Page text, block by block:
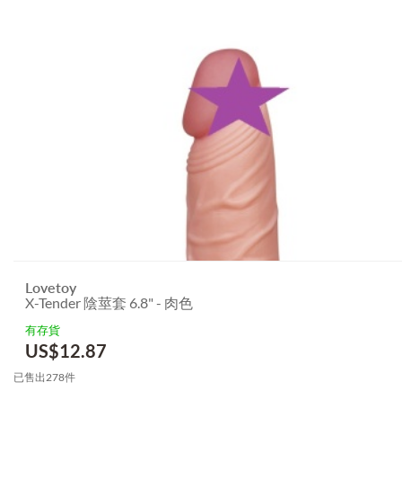
Lovetoy
X-Tender 陰莖套 6.8" - 肉色
有存貨
US$12.87
已售出278件